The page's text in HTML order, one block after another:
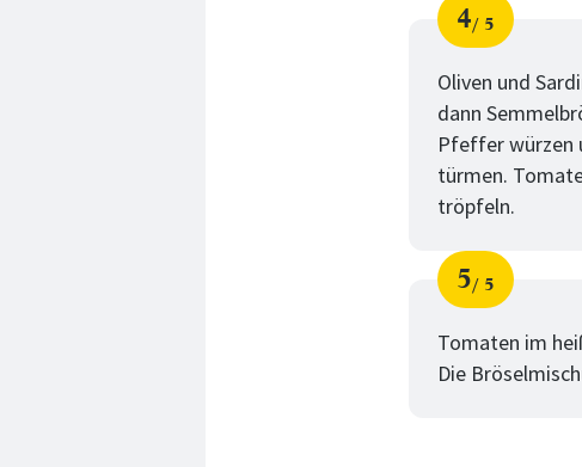
Schritt
4
von
5
Oliven und
dann
Pfeffer würzen
türmen.
tröpfeln.
Schritt
5
von
5
Tomaten im
Die